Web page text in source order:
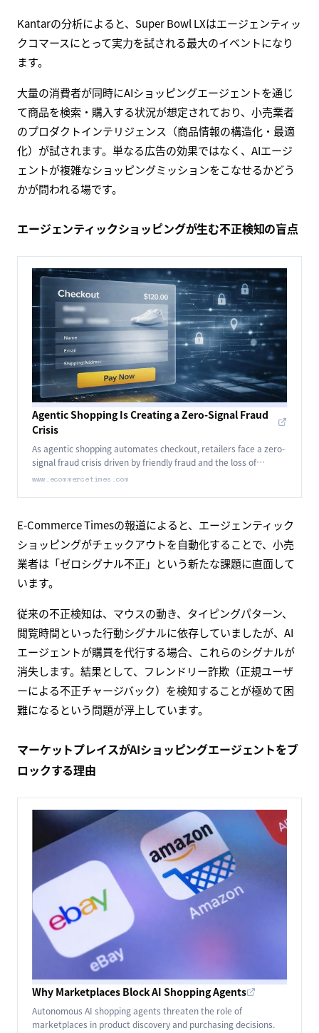
Kantarの分析によると、Super Bowl LXはエージェンティッ
クコマースにとって実力を試される最大のイベントになり
ます。
大量の消費者が同時にAIショッピングエージェントを通じ
て商品を検索・購入する状況が想定されており、小売業者
のプロダクトインテリジェンス（商品情報の構造化・最適
化）が試されます。単なる広告の効果ではなく、AIエージ
ェントが複雑なショッピングミッションをこなせるかどう
かが問われる場です。
エージェンティックショッピングが生む不正検知の盲点
Agentic Shopping Is Creating a Zero-Signal Fraud
Crisis
As agentic shopping automates checkout, retailers face a zero-
signal fraud crisis driven by friendly fraud and the loss of
behavioral signals.
www.ecommercetimes.com
E-Commerce Timesの報道によると、エージェンティック
ショッピングがチェックアウトを自動化することで、小売
業者は「ゼロシグナル不正」という新たな課題に直面して
います。
従来の不正検知は、マウスの動き、タイピングパターン、
閲覧時間といった行動シグナルに依存していましたが、AI
エージェントが購買を代行する場合、これらのシグナルが
消失します。結果として、フレンドリー詐欺（正規ユーザ
ーによる不正チャージバック）を検知することが極めて困
難になるという問題が浮上しています。
マーケットプレイスがAIショッピングエージェントをブ
ロックする理由
Why Marketplaces Block AI Shopping Agents
Autonomous AI shopping agents threaten the role of
marketplaces in product discovery and purchasing decisions.